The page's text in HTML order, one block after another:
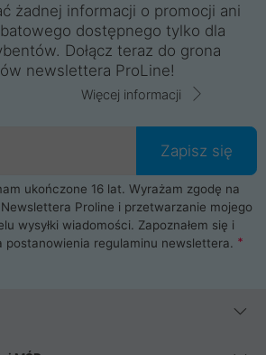
żadnej informacji o promocji ani
dostępnego tylko dla
Dołącz teraz do grona
newslettera ProLine!
Więcej informacji
Zapisz się
ukończone 16 lat. Wyrażam zgodę na
Proline i przetwarzanie mojego
wysyłki wiadomości. Zapoznałem się i
postanowienia regulaminu newslettera.